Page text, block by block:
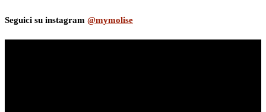
Seguici su instagram @mymolise